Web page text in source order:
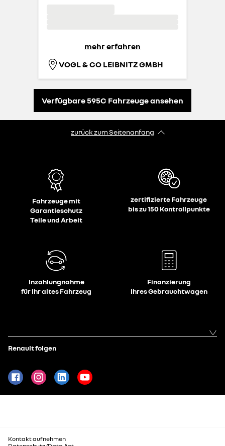
mehr erfahren
VOGL & CO LEIBNITZ GMBH
Verfügbare 595C Fahrzeuge ansehen
zurück zum Seitenanfang
Fahrzeuge mit
Garantieschutz
Teile und Arbeit
zertifizierte Fahrzeuge
bis zu 150 Kontrollpunkte
Inzahlungnahme
für Ihr altes Fahrzeug
Finanzierung
Ihres Gebrauchtwagen
Renault folgen
Kontakt aufnehmen